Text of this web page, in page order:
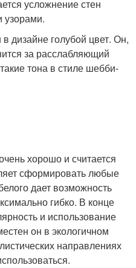
усложнение стен
узорами.
дизайне голубой цвет. Он,
за расслабляющий
тона в стиле шебби-
хорошо и считается
сформировать любые
дает возможность
гибко. В конце
и использование
он в экологичном
направлениях